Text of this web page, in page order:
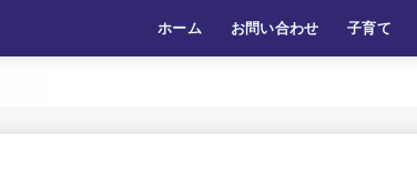
ホーム お問い合わせ 子育て